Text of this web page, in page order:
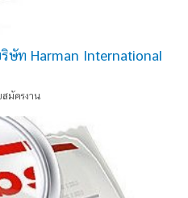
ษัท Harman International
สมัครงาน